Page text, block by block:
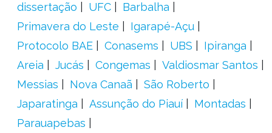
dissertação
UFC
Barbalha
Primavera do Leste
Igarapé-Açu
Protocolo BAE
Conasems UBS
Ipiranga
Areia
Jucás Congemas
Valdiosmar Santos
Messias
Nova Canaã
São Roberto
Japaratinga
Assunção do Piauí
Montadas
Parauapebas